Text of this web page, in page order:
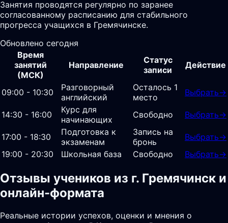
Занятия проводятся регулярно по заранее
согласованному расписанию для стабильного
прогресса учащихся в Гремячинске.
Обновлено сегодня
Время
занятий
(МСК)
Направление
Статус
записи
Действие
09:00 - 10:30
Разговорный
английский
Осталось 1
место
Выбрать→
14:30 - 16:00
Курс для
начинающих
Свободно Выбрать→
17:00 - 18:30
Подготовка к
экзаменам
Запись на
бронь
Выбрать→
19:00 - 20:30
Школьная база Свободно Выбрать→
Отзывы учеников из г. Гремячинск и
онлайн-формата
Реальные истории успехов, оценки и мнения о